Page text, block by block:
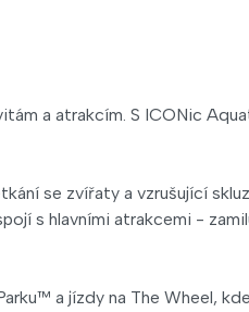
a atrakcím. S ICONic
se zvířaty a vzrušující
s hlavními atrakcemi -
a jízdy na The Wheel,